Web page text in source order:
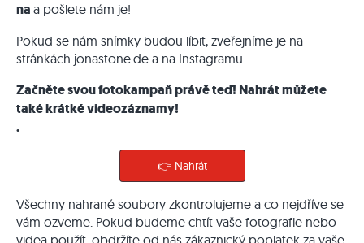
na a pošlete nám je!
Pokud se nám snímky budou líbit, zveřejníme je na
stránkách jonastone.de a na Instagramu.
Začněte svou fotokampaň právě teď! Nahrát můžete
také krátké videozáznamy!
.
👉 Nahrát
Všechny nahrané soubory zkontrolujeme a co nejdříve se
vám ozveme. Pokud budeme chtít vaše fotografie nebo
videa použít, obdržíte od nás zákaznický poplatek za vaše